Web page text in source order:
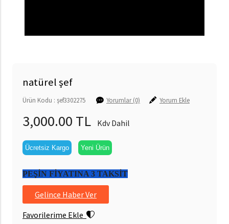
natürel şef
Ürün Kodu : şef3302275 Yorumlar (0) Yorum Ekle
3,000.00 TL Kdv Dahil
Ücretsiz Kargo Yeni Ürün
PEŞİN FİYATINA 3 TAKSİT
Gelince Haber Ver
Favorilerime Ekle